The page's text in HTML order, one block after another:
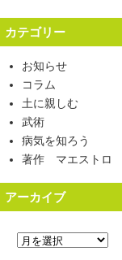
カテゴリー
お知らせ
コラム
土に親しむ
武術
病気を知ろう
著作 マエストロ
アーカイブ